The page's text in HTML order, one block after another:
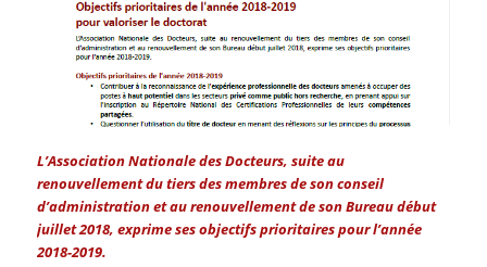
L’Association Nationale des Docteurs, suite au
renouvellement du tiers des membres de son conseil
d’administration et au renouvellement de son Bureau début
juillet 2018, exprime ses objectifs prioritaires pour l’année
2018-2019.